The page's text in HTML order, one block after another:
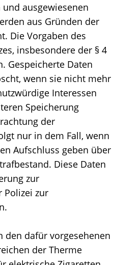
ausgewiesenen
aus Gründen der
Die Vorgaben des
insbesondere der § 4
Gespeicherte Daten
wenn sie nicht mehr
Interessen
Speicherung
der
nur in dem Fall, wenn
Aufschluss geben über
Diese Daten
zur
Polizei zur
den dafür vorgesehenen
der Therme